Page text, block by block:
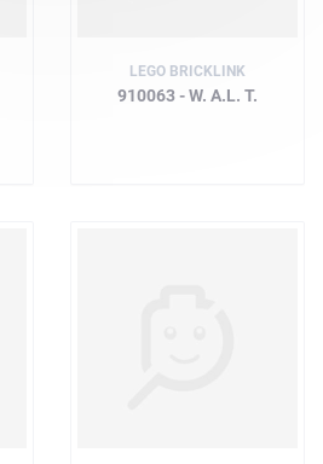
LEGO BRICKLINK
910063 - W. A.L. T.